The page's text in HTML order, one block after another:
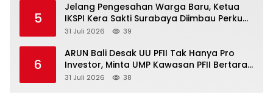
5
Jelang Pengesahan Warga Baru, Ketua
IKSPI Kera Sakti Surabaya Diimbau Perkuat
Pembinaan dan Jaga Kondusivitas
31 Juli 2026 39
6
ARUN Bali Desak UU PFII Tak Hanya Pro
Investor, Minta UMP Kawasan PFII Bertaraf
Internasional
31 Juli 2026 38